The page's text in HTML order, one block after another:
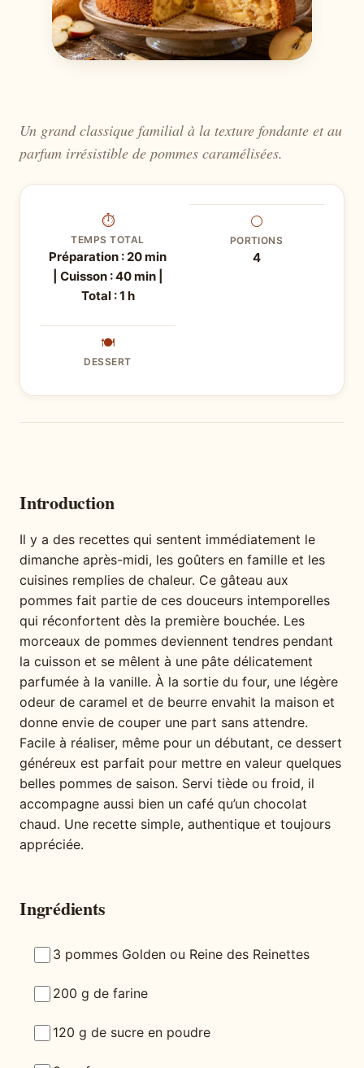
Un grand classique familial à la texture fondante et au
parfum irrésistible de pommes caramélisées.
⏱
TEMPS TOTAL
Préparation : 20 min
| Cuisson : 40 min |
Total : 1 h
⚪
PORTIONS
4
🍽
DESSERT
Introduction
Il y a des recettes qui sentent immédiatement le
dimanche après-midi, les goûters en famille et les
cuisines remplies de chaleur. Ce gâteau aux
pommes fait partie de ces douceurs intemporelles
qui réconfortent dès la première bouchée. Les
morceaux de pommes deviennent tendres pendant
la cuisson et se mêlent à une pâte délicatement
parfumée à la vanille. À la sortie du four, une légère
odeur de caramel et de beurre envahit la maison et
donne envie de couper une part sans attendre.
Facile à réaliser, même pour un débutant, ce dessert
généreux est parfait pour mettre en valeur quelques
belles pommes de saison. Servi tiède ou froid, il
accompagne aussi bien un café qu’un chocolat
chaud. Une recette simple, authentique et toujours
appréciée.
Ingrédients
3 pommes Golden ou Reine des Reinettes
200 g de farine
120 g de sucre en poudre